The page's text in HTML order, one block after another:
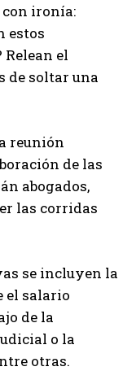
con ironía:
estos
el
de soltar una
reunión
de las
abogados,
las corridas
se incluyen la
el salario
de la
o la
otras.